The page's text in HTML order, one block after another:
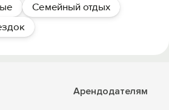
Семейный отдых
Арендодателям